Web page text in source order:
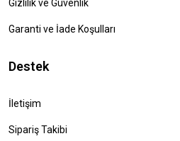
Gizlilik ve Güvenlik
Garanti ve İade Koşulları
Destek
İletişim
Sipariş Takibi